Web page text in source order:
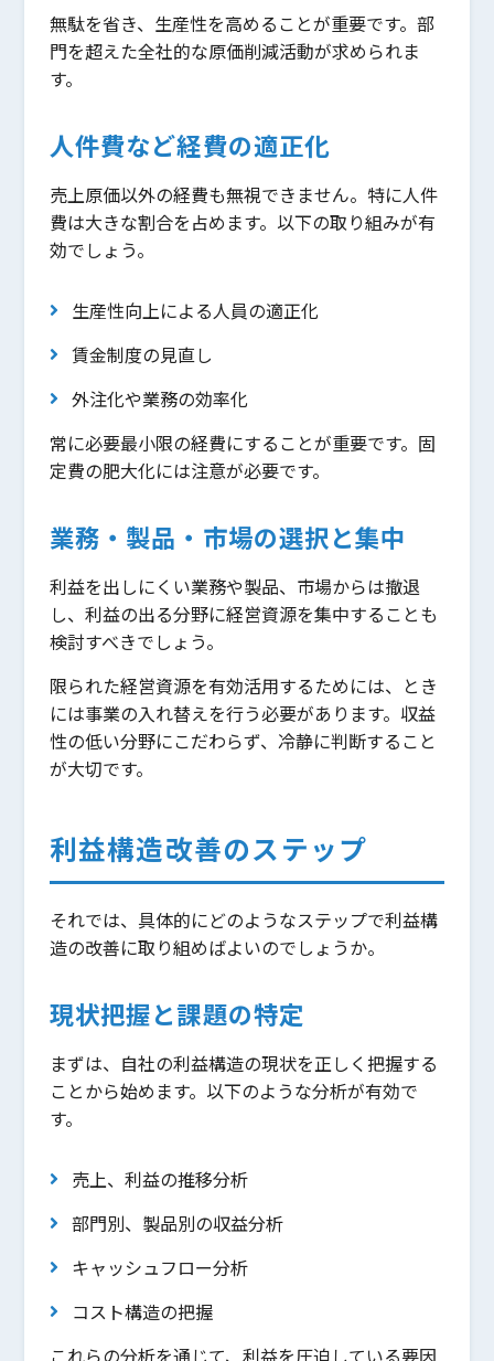
無駄を省き、生産性を高めることが重要です。部
門を超えた全社的な原価削減活動が求められま
す。
人件費など経費の適正化
売上原価以外の経費も無視できません。特に人件
費は大きな割合を占めます。以下の取り組みが有
効でしょう。
生産性向上による人員の適正化
賃金制度の見直し
外注化や業務の効率化
常に必要最小限の経費にすることが重要です。固
定費の肥大化には注意が必要です。
業務・製品・市場の選択と集中
利益を出しにくい業務や製品、市場からは撤退
し、利益の出る分野に経営資源を集中することも
検討すべきでしょう。
限られた経営資源を有効活用するためには、とき
には事業の入れ替えを行う必要があります。収益
性の低い分野にこだわらず、冷静に判断すること
が大切です。
利益構造改善のステップ
それでは、具体的にどのようなステップで利益構
造の改善に取り組めばよいのでしょうか。
現状把握と課題の特定
まずは、自社の利益構造の現状を正しく把握する
ことから始めます。以下のような分析が有効で
す。
売上、利益の推移分析
部門別、製品別の収益分析
キャッシュフロー分析
コスト構造の把握
これらの分析を通じて、利益を圧迫している要因